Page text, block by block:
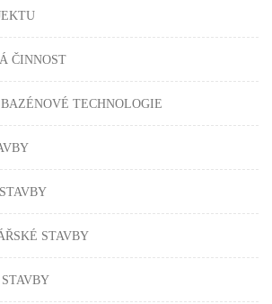
ČINNOST
TECHNOLOGIE
STAVBY